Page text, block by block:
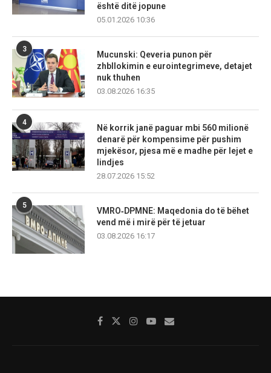
është ditë jopune
05.01.2026 10:36
3
Mucunski: Qeveria punon për
zhbllokimin e eurointegrimeve, detajet
nuk thuhen
03.08.2026 16:35
4
Në korrik janë paguar mbi 560 milionë
denarë për kompensime për pushim
mjekësor, pjesa më e madhe për lejet e
lindjes
28.07.2026 15:52
5
VMRO‑DPMNE: Maqedonia do të bëhet
vend më i mirë për të jetuar
03.08.2026 16:17